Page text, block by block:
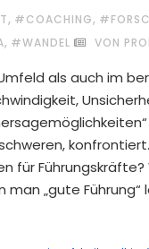
, #COACHING,
, #WANDEL VON
als auch im
für
man „gute